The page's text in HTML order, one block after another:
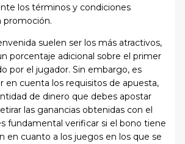
los términos y condiciones
promoción.
suelen ser los más atractivos,
porcentaje adicional sobre el primer
por el jugador. Sin embargo, es
cuenta los requisitos de apuesta,
de dinero que debes apostar
las ganancias obtenidas con el
fundamental verificar si el bono tiene
en cuanto a los juegos en los que se